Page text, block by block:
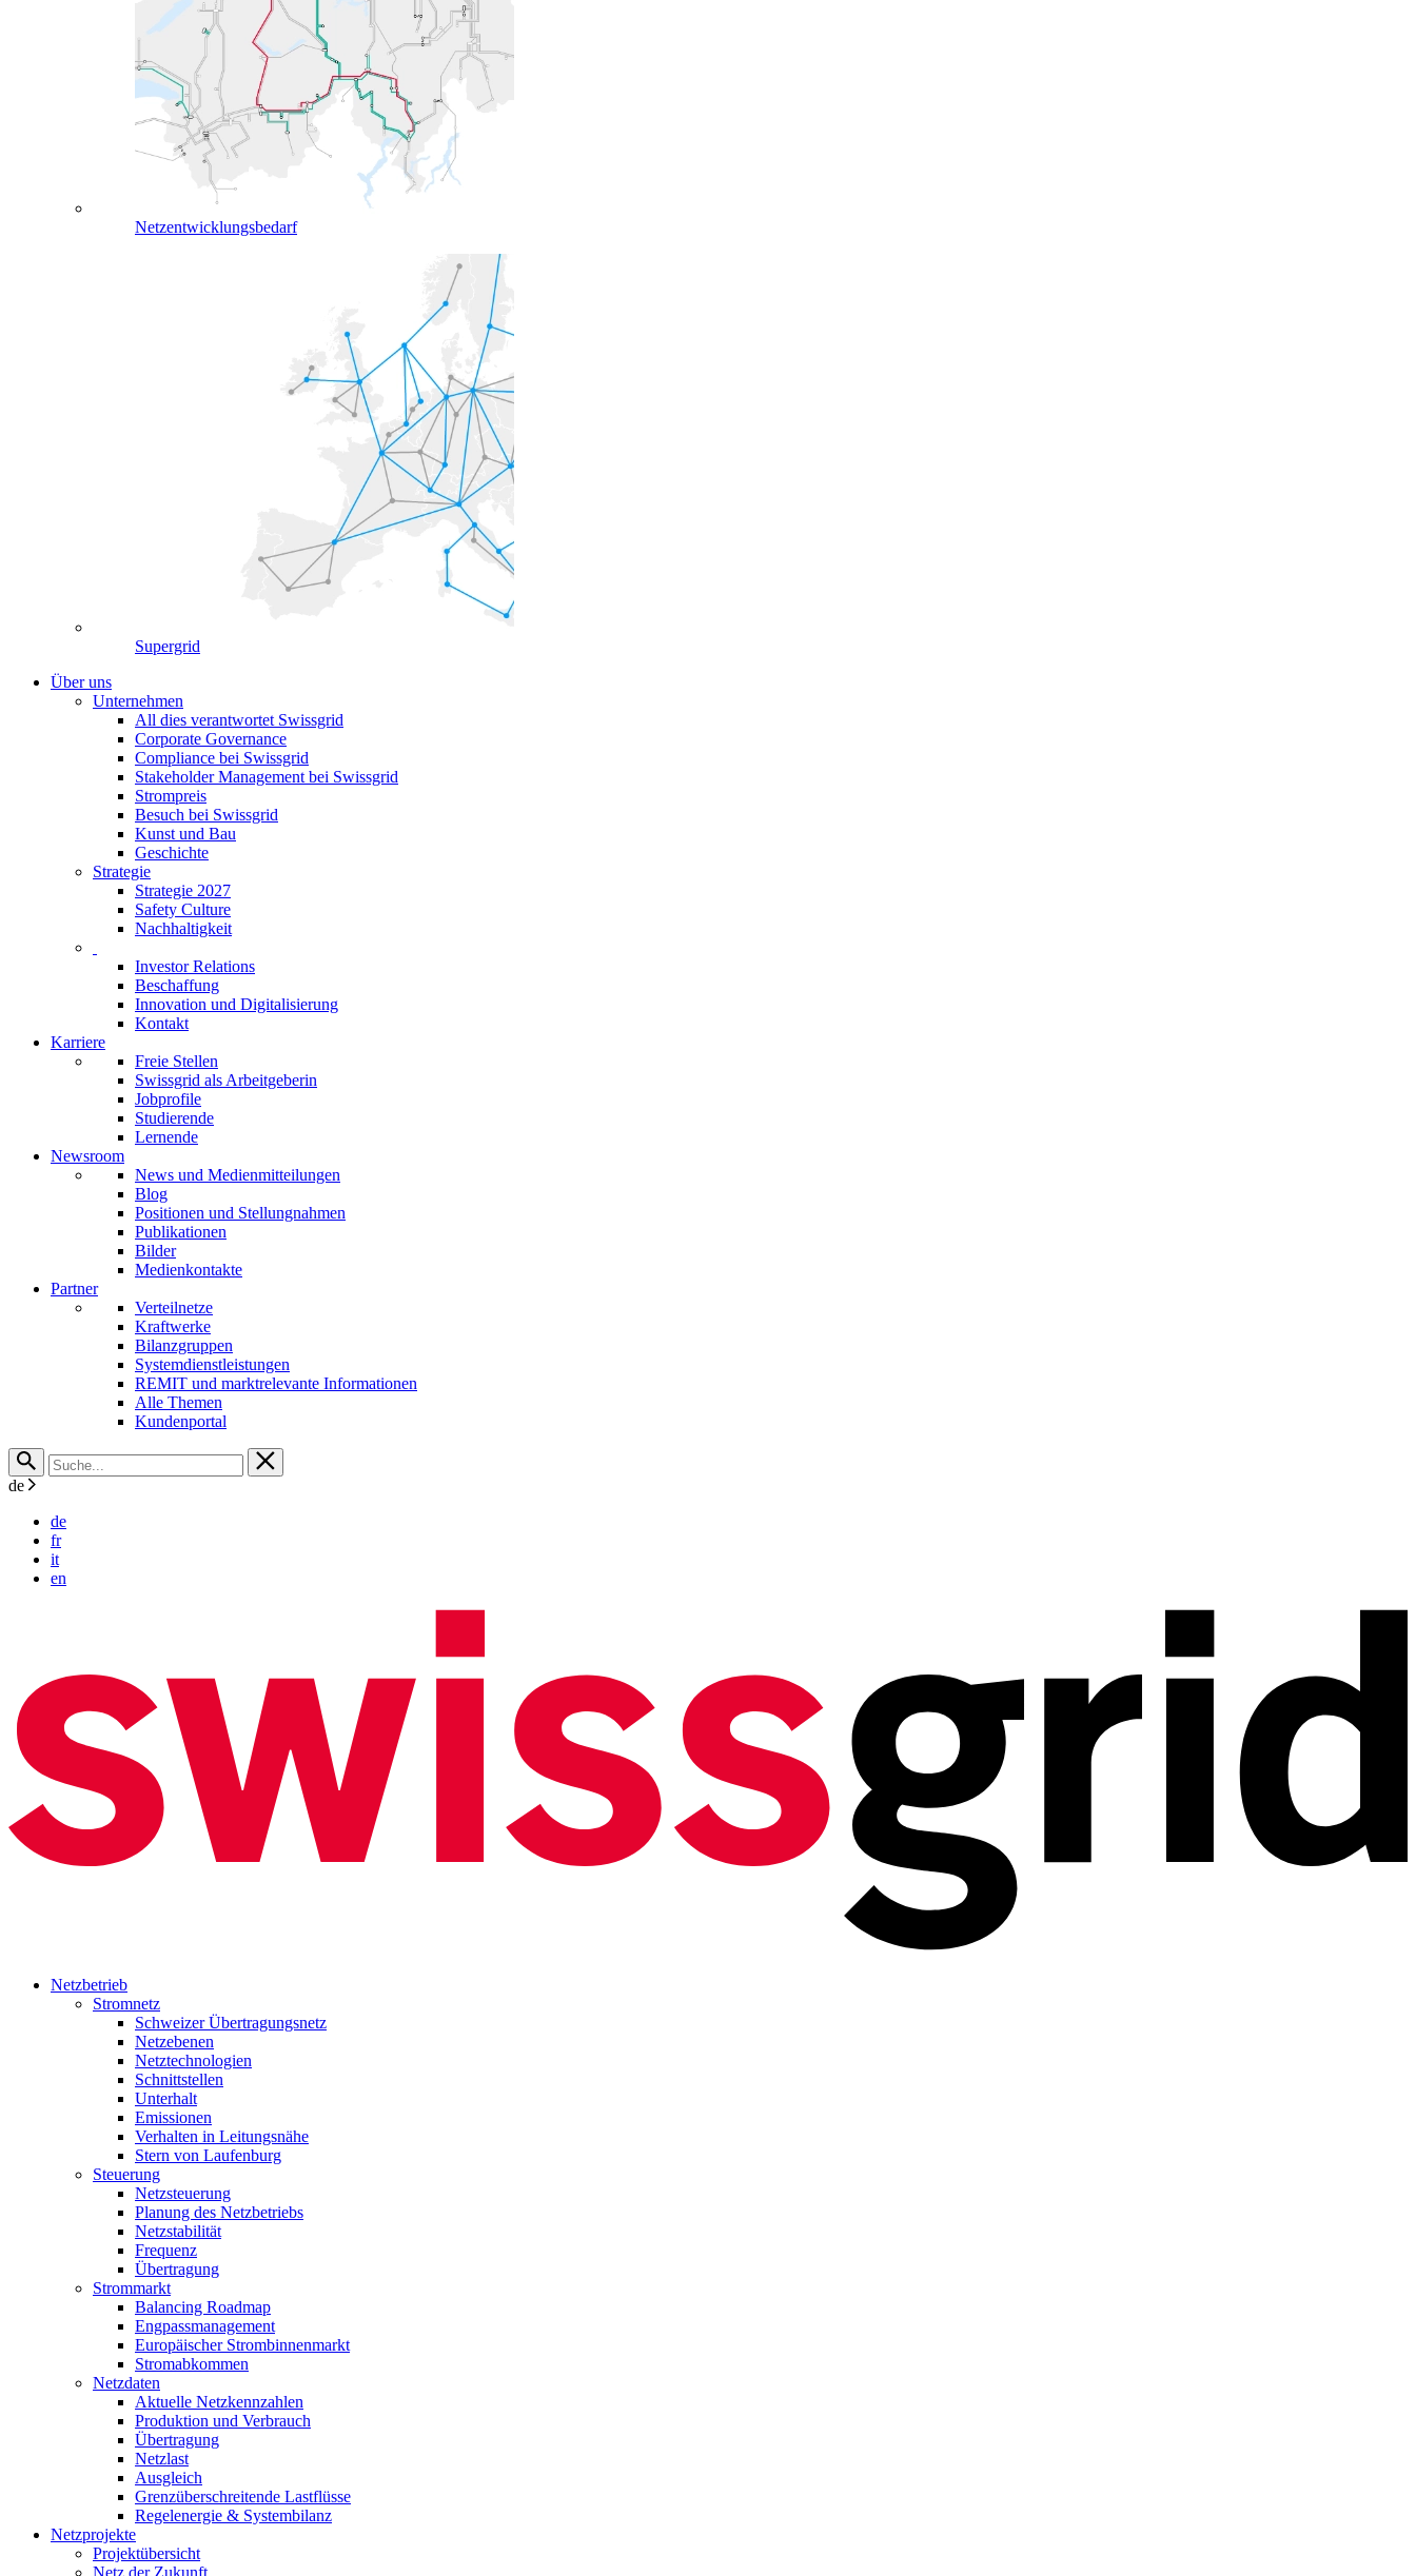
Netzentwicklungsbedarf
Supergrid
Über uns
Unternehmen
All dies verantwortet Swissgrid
Corporate Governance
Compliance bei Swissgrid
Stakeholder Management bei Swissgrid
Strompreis
Besuch bei Swissgrid
Kunst und Bau
Geschichte
Strategie
Strategie 2027
Safety Culture
Nachhaltigkeit
Investor Relations
Beschaffung
Innovation und Digitalisierung
Kontakt
Karriere
Freie Stellen
Swissgrid als Arbeitgeberin
Jobprofile
Studierende
Lernende
Newsroom
News und Medienmitteilungen
Blog
Positionen und Stellungnahmen
Publikationen
Bilder
Medienkontakte
Partner
Verteilnetze
Kraftwerke
Bilanzgruppen
Systemdienstleistungen
REMIT und marktrelevante Informationen
Alle Themen
Kundenportal
de
de
fr
it
en
Netzbetrieb
Stromnetz
Schweizer Übertragungsnetz
Netzebenen
Netztechnologien
Schnittstellen
Unterhalt
Emissionen
Verhalten in Leitungsnähe
Stern von Laufenburg
Steuerung
Netzsteuerung
Planung des Netzbetriebs
Netzstabilität
Frequenz
Übertragung
Strommarkt
Balancing Roadmap
Engpassmanagement
Europäischer Strombinnenmarkt
Stromabkommen
Netzdaten
Aktuelle Netzkennzahlen
Produktion und Verbrauch
Übertragung
Netzlast
Ausgleich
Grenzüberschreitende Lastflüsse
Regelenergie & Systembilanz
Netzprojekte
Projektübersicht